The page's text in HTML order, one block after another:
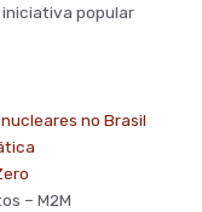
popular
no Brasil
– M2M